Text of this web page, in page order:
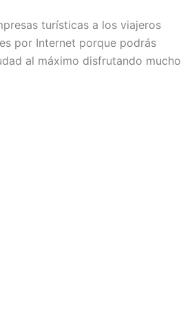
turísticas a los viajeros
por Internet porque podrás
al máximo disfrutando mucho